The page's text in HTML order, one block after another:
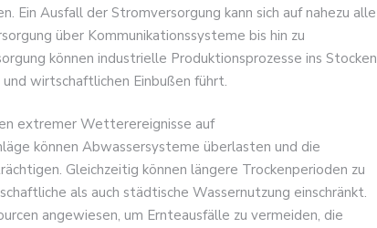
Ein Ausfall der Stromversorgung kann sich auf nahezu alle
über Kommunikationssysteme bis hin zu
können industrielle Produktionsprozesse ins Stocken
wirtschaftlichen Einbußen führt.
extremer Wetterereignisse auf
können Abwassersysteme überlasten und die
Gleichzeitig können längere Trockenperioden zu
als auch städtische Wassernutzung einschränkt.
angewiesen, um Ernteausfälle zu vermeiden, die